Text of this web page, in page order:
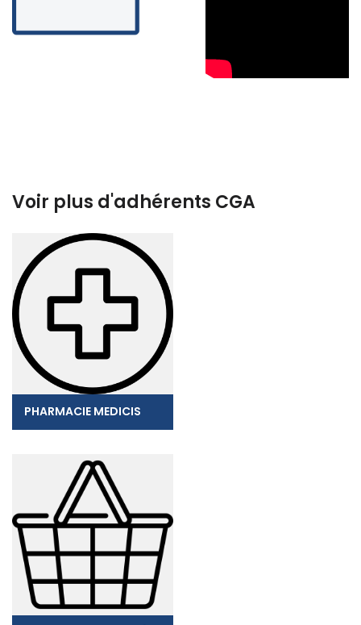
Voir plus d'adhérents CGA
PHARMACIE MEDICIS